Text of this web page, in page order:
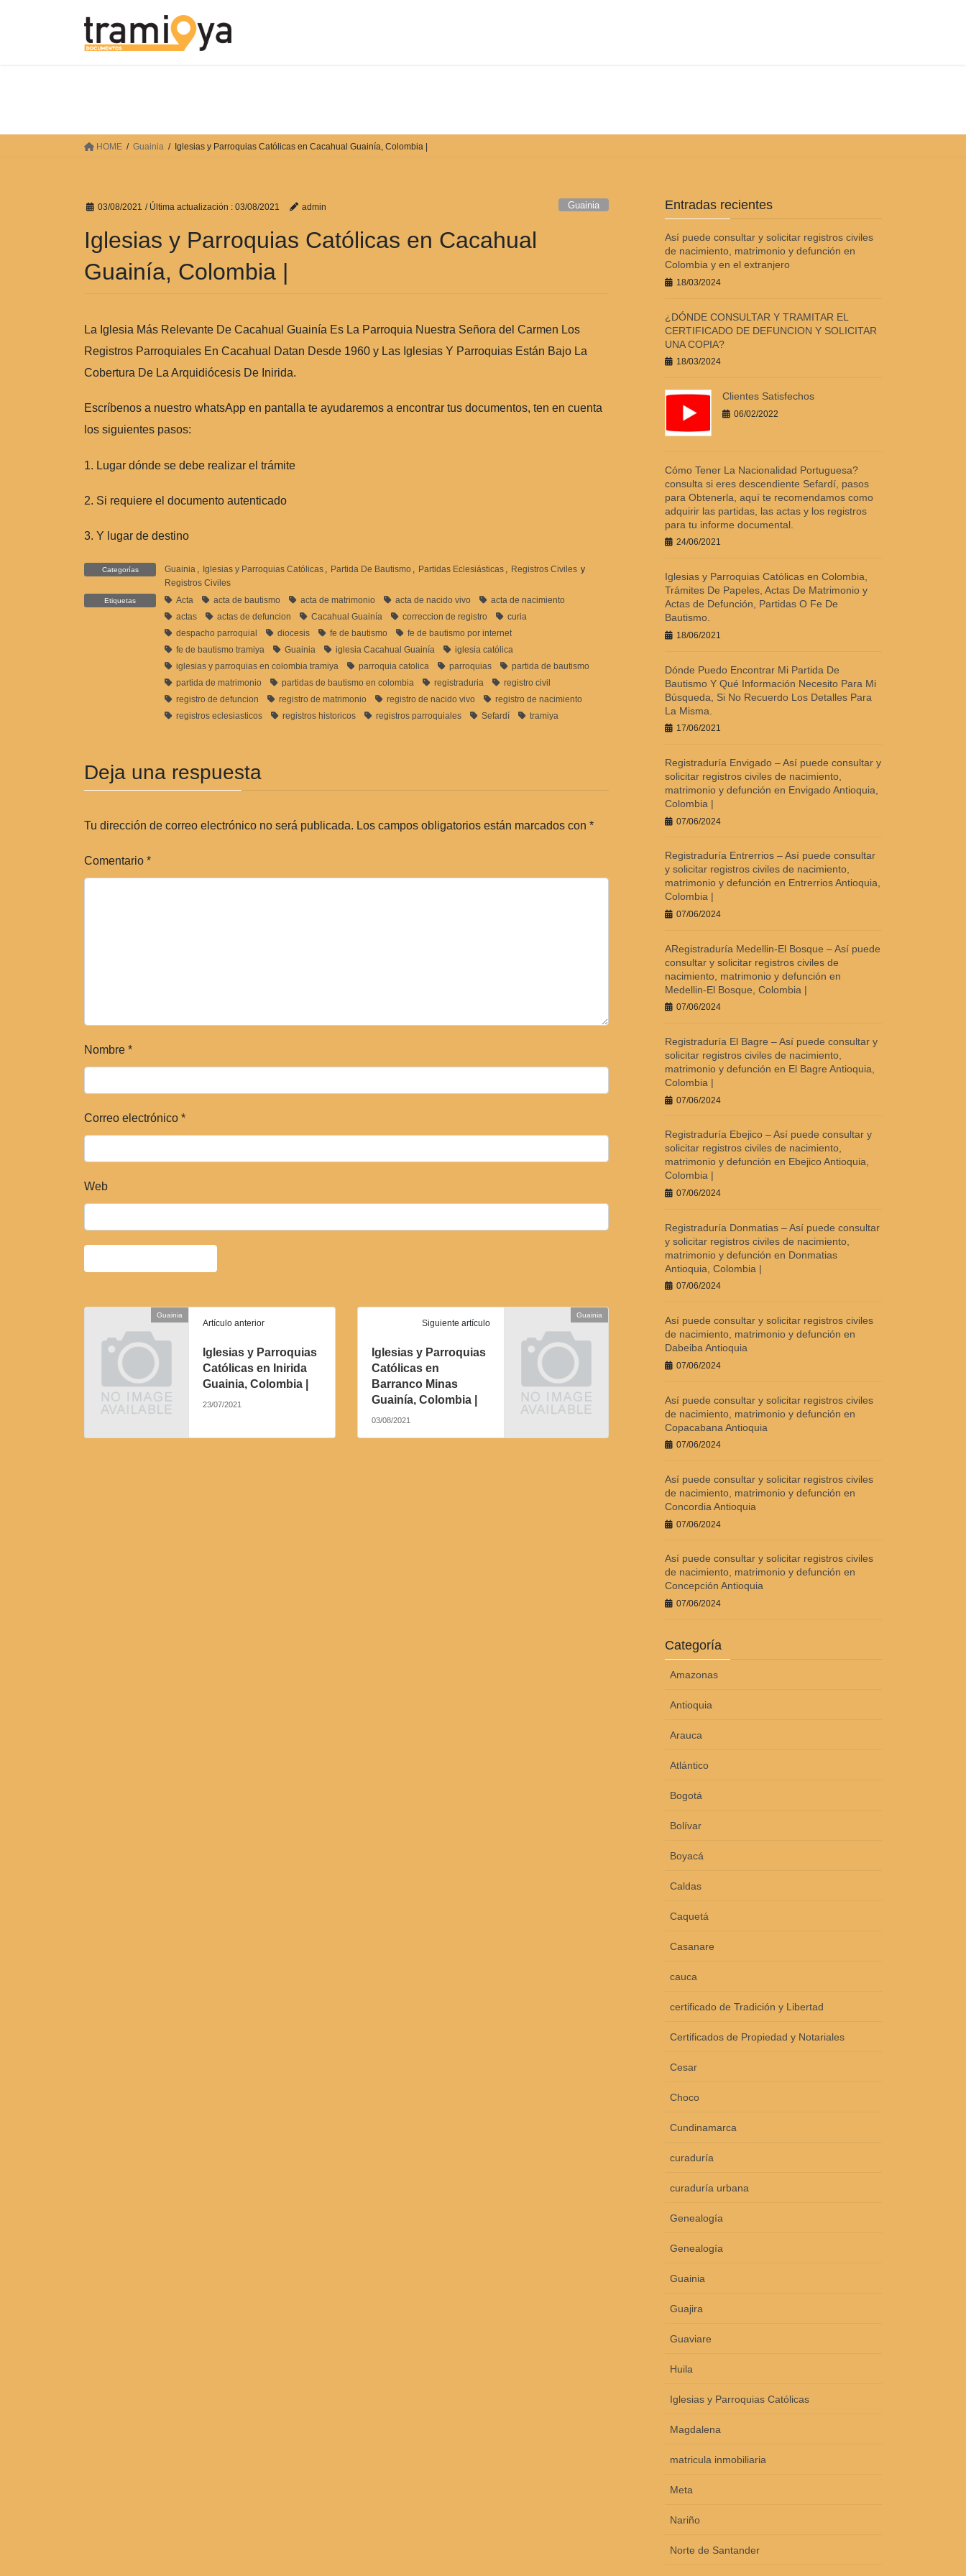
HOME Guainia Iglesias y Parroquias Católicas en Cacahual Guainía, Colombia |
03/08/2021 / Última actualización : 03/08/2021 admin Guainia
Iglesias y Parroquias Católicas en Cacahual
Guainía, Colombia |
La Iglesia Más Relevante De Cacahual Guainía Es La Parroquia Nuestra Señora del Carmen Los
Registros Parroquiales En Cacahual Datan Desde 1960 y Las Iglesias Y Parroquias Están Bajo La
Cobertura De La Arquidiócesis De Inirida.
Escríbenos a nuestro whatsApp en pantalla te ayudaremos a encontrar tus documentos, ten en cuenta
los siguientes pasos:
1. Lugar dónde se debe realizar el trámite
2. Si requiere el documento autenticado
3. Y lugar de destino
Categorías Guainia , Iglesias y Parroquias Católicas , Partida De Bautismo , Partidas Eclesiásticas , Registros Civiles y
Registros Civiles
Etiquetas Acta acta de bautismo acta de matrimonio acta de nacido vivo
acta de nacimiento
actas
actas de defuncion Cacahual Guainía correccion de registro
curia
despacho parroquial
diocesis fe de bautismo
fe de bautismo por internet
fe de bautismo tramiya
Guainia iglesia Cacahual Guainía
iglesia católica
iglesias y parroquias en colombia tramiya
parroquia catolica parroquias
partida de bautismo
partida de matrimonio
partidas de bautismo en colombia registraduria
registro civil
registro de defuncion
registro de matrimonio registro de nacido vivo
registro de nacimiento
registros eclesiasticos
registros historicos registros parroquiales Sefardí tramiya
Deja una respuesta
Tu dirección de correo electrónico no será publicada. Los campos obligatorios están marcados con *
Comentario *
Nombre *
Correo electrónico *
Web
Guainia
Artículo anterior
Iglesias y Parroquias
Católicas en Inirida
Guainia, Colombia |
23/07/2021
Guainia
Siguiente artículo
Iglesias y Parroquias
Católicas en
Barranco Minas
Guainía, Colombia |
03/08/2021
Entradas recientes
Así puede consultar y solicitar registros civiles
de nacimiento, matrimonio y defunción en
Colombia y en el extranjero
18/03/2024
¿DÓNDE CONSULTAR Y TRAMITAR EL
CERTIFICADO DE DEFUNCION Y SOLICITAR
UNA COPIA?
18/03/2024
Clientes Satisfechos
06/02/2022
Cómo Tener La Nacionalidad Portuguesa?
consulta si eres descendiente Sefardí, pasos
para Obtenerla, aquí te recomendamos como
adquirir las partidas, las actas y los registros
para tu informe documental.
24/06/2021
Iglesias y Parroquias Católicas en Colombia,
Trámites De Papeles, Actas De Matrimonio y
Actas de Defunción, Partidas O Fe De
Bautismo.
18/06/2021
Dónde Puedo Encontrar Mi Partida De
Bautismo Y Qué Información Necesito Para Mi
Búsqueda, Si No Recuerdo Los Detalles Para
La Misma.
17/06/2021
Registraduría Envigado – Así puede consultar y
solicitar registros civiles de nacimiento,
matrimonio y defunción en Envigado Antioquia,
Colombia |
07/06/2024
Registraduría Entrerrios – Así puede consultar
y solicitar registros civiles de nacimiento,
matrimonio y defunción en Entrerrios Antioquia,
Colombia |
07/06/2024
ARegistraduría Medellin-El Bosque – Así puede
consultar y solicitar registros civiles de
nacimiento, matrimonio y defunción en
Medellin-El Bosque, Colombia |
07/06/2024
Registraduría El Bagre – Así puede consultar y
solicitar registros civiles de nacimiento,
matrimonio y defunción en El Bagre Antioquia,
Colombia |
07/06/2024
Registraduría Ebejico – Así puede consultar y
solicitar registros civiles de nacimiento,
matrimonio y defunción en Ebejico Antioquia,
Colombia |
07/06/2024
Registraduría Donmatias – Así puede consultar
y solicitar registros civiles de nacimiento,
matrimonio y defunción en Donmatias
Antioquia, Colombia |
07/06/2024
Así puede consultar y solicitar registros civiles
de nacimiento, matrimonio y defunción en
Dabeiba Antioquia
07/06/2024
Así puede consultar y solicitar registros civiles
de nacimiento, matrimonio y defunción en
Copacabana Antioquia
07/06/2024
Así puede consultar y solicitar registros civiles
de nacimiento, matrimonio y defunción en
Concordia Antioquia
07/06/2024
Así puede consultar y solicitar registros civiles
de nacimiento, matrimonio y defunción en
Concepción Antioquia
07/06/2024
Categoría
Amazonas
Antioquia
Arauca
Atlántico
Bogotá
Bolívar
Boyacá
Caldas
Caquetá
Casanare
cauca
certificado de Tradición y Libertad
Certificados de Propiedad y Notariales
Cesar
Choco
Cundinamarca
curaduría
curaduría urbana
Genealogía
Genealogía
Guainia
Guajira
Guaviare
Huila
Iglesias y Parroquias Católicas
Magdalena
matricula inmobiliaria
Meta
Nariño
Norte de Santander